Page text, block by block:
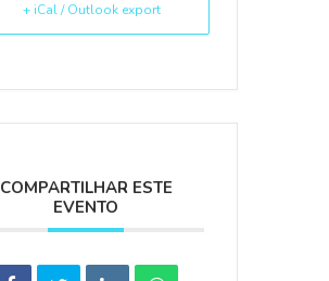
+ iCal / Outlook export
COMPARTILHAR ESTE
EVENTO